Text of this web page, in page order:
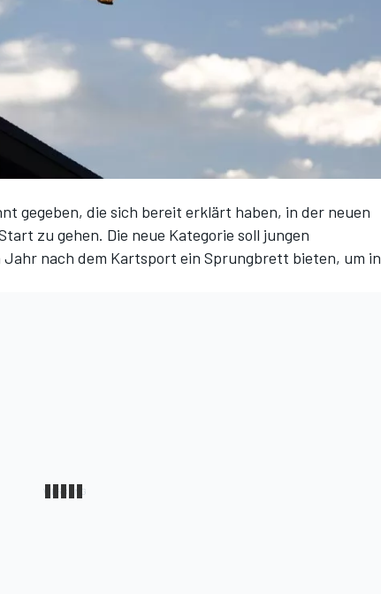
gegeben, die sich bereit erklärt haben, in der neuen
zu gehen. Die neue Kategorie soll jungen
nach dem Kartsport ein Sprungbrett bieten, um in